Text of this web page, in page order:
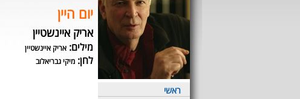
ראשי
יום היין
אריק איינשטיין
מילים: אריק איינשטיין
לחן: מיקי גבריאלוב